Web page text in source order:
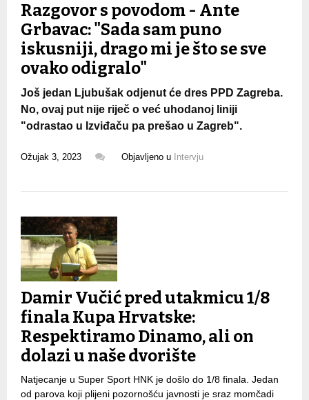
Razgovor s povodom - Ante
Grbavac: "Sada sam puno
iskusniji, drago mi je što se sve
ovako odigralo"
Još jedan Ljubušak odjenut će dres PPD Zagreba.
No, ovaj put nije riječ o već uhodanoj liniji
"odrastao u Izviđaču pa prešao u Zagreb".
Ožujak 3, 2023 Objavljeno u Intervju
Damir Vučić pred utakmicu 1/8
finala Kupa Hrvatske:
Respektiramo Dinamo, ali on
dolazi u naše dvorište
Natjecanje u Super Sport HNK je došlo do 1/8 finala. Jedan
od parova koji plijeni pozornošću javnosti je sraz momčadi